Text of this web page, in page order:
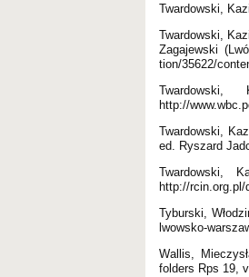
Twardowski,
Twardowski,
Zagajewski
tion/35622/
http://
Twardowski,
ed. Ryszard
Twardowski,
http://
Tyburski,
lwowsko-
Wallis,
folders Rps 19,